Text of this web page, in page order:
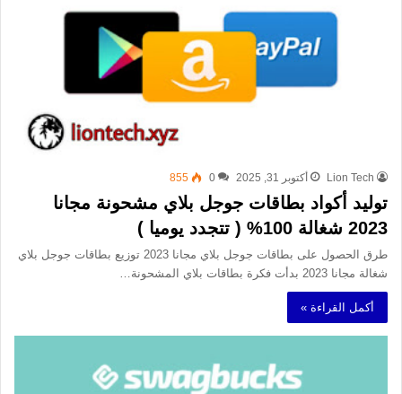
Lion Tech أكتوبر 31, 2025 0
855
توليد أكواد بطاقات جوجل بلاي مشحونة مجانا
2023 شغالة 100% ( تتجدد يوميا )
طرق الحصول على بطاقات جوجل بلاي مجانا 2023 توزيع بطاقات جوجل بلاي
شغالة مجانا 2023 بدأت فكرة بطاقات بلاي المشحونة…
أكمل القراءة »